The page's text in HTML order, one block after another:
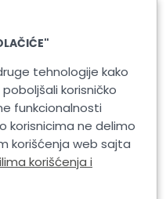
tehnologije kako
korisničko
funkcionalnosti
korisnicima ne delimo
korišćenja web sajta
korišćenja i